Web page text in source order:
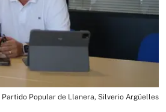
Partido Popular de Llanera, Silverio Argüelles